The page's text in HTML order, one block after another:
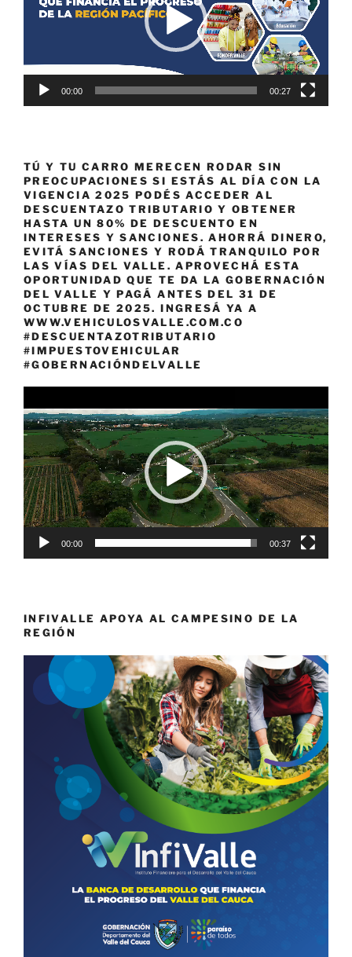
00:00 00:27
TÚ Y TU CARRO MERECEN RODAR SIN
PREOCUPACIONES SI ESTÁS AL DÍA CON LA
VIGENCIA 2025 PODÉS ACCEDER AL
DESCUENTAZO TRIBUTARIO Y OBTENER
HASTA UN 80% DE DESCUENTO EN
INTERESES Y SANCIONES. AHORRÁ DINERO,
EVITÁ SANCIONES Y RODÁ TRANQUILO POR
LAS VÍAS DEL VALLE. APROVECHÁ ESTA
OPORTUNIDAD QUE TE DA LA GOBERNACIÓN
DEL VALLE Y PAGÁ ANTES DEL 31 DE
OCTUBRE DE 2025. INGRESÁ YA A
WWW.VEHICULOSVALLE.COM.CO
#DESCUENTAZOTRIBUTARIO
#IMPUESTOVEHICULAR
#GOBERNACIÓNDELVALLE
de
vídeo
00:00 00:37
INFIVALLE APOYA AL CAMPESINO DE LA
REGIÓN